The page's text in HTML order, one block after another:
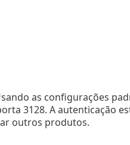
as configurações
3128. A autenticação
outros produtos.